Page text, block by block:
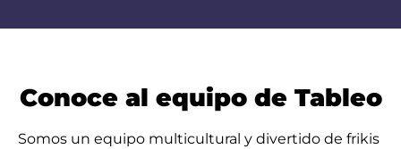
Conoce al equipo de Tableo
Somos un equipo multicultural y divertido de frikis